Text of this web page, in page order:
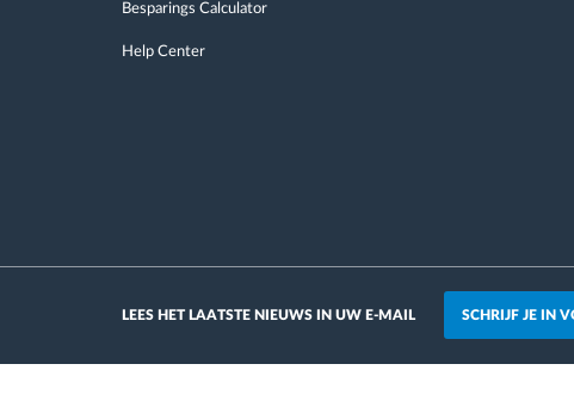
Besparings Calculator
Help Center
LEES HET LAATSTE NIEUWS IN UW E-MAIL SCHRIJF JE IN